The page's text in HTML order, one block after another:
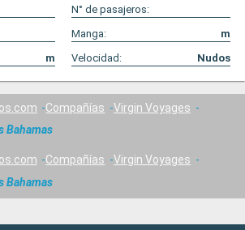
N° de pasajeros:
Manga:
m
m Velocidad: Nudos
Compañías
Virgin Voyages
Bahamas
Compañías
Virgin Voyages
Bahamas